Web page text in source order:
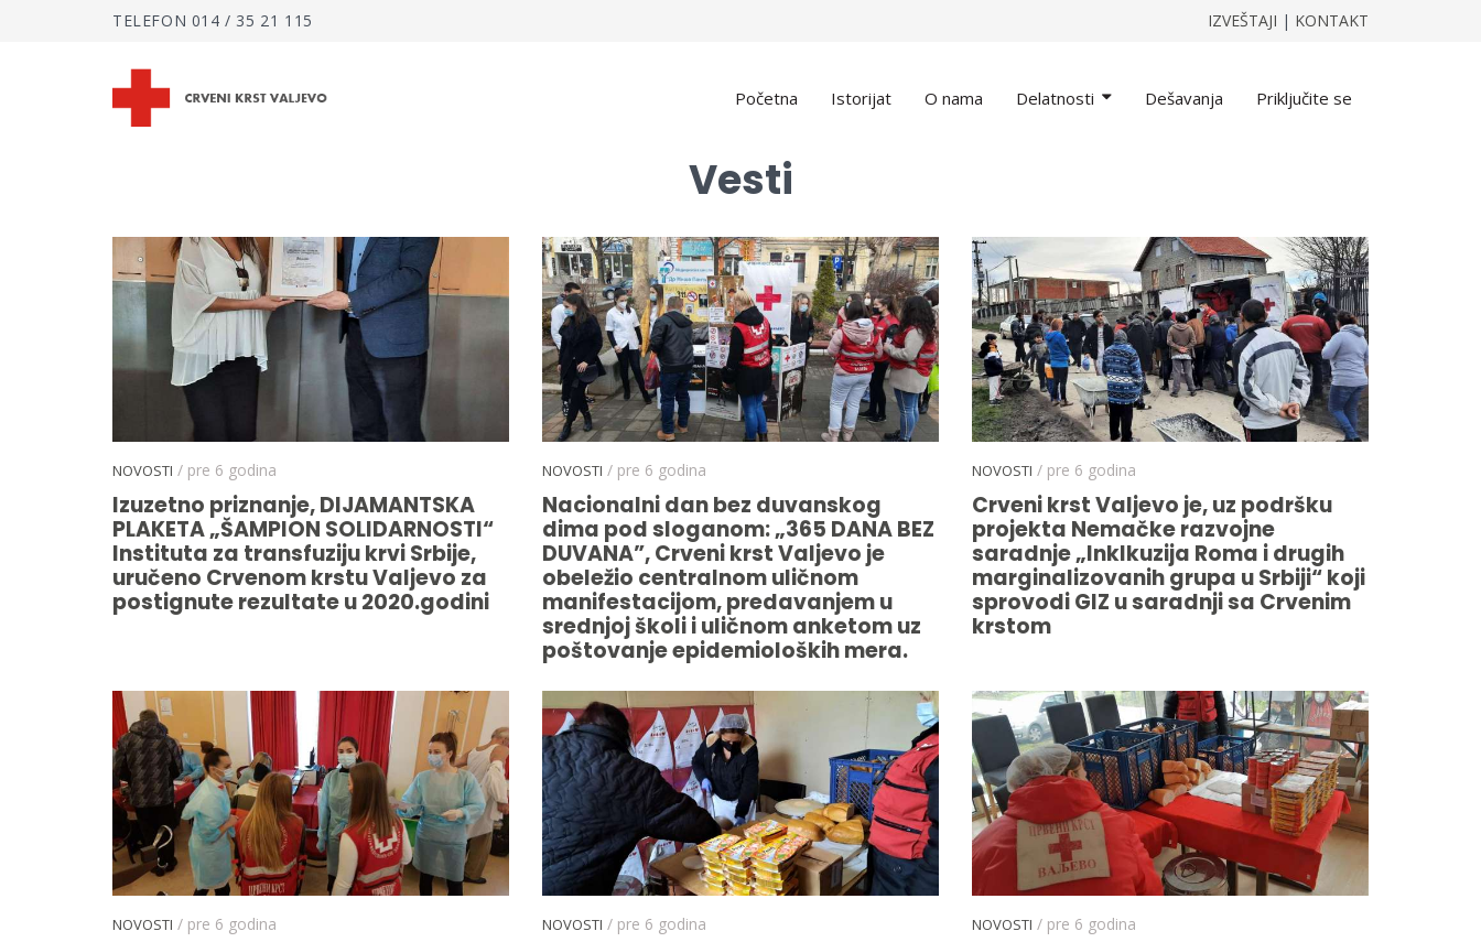
TELEFON 014 / 35 21 115 IZVEŠTAJI | KONTAKT
Početna Istorijat O nama Delatnosti Dešavanja Priključite se
Vesti
NOVOSTI / pre 6 godina
Izuzetno priznanje, DIJAMANTSKA
PLAKETA „ŠAMPION SOLIDARNOSTI“
Instituta za transfuziju krvi Srbije,
uručeno Crvenom krstu Valjevo za
postignute rezultate u 2020.godini
NOVOSTI / pre 6 godina
Nacionalni dan bez duvanskog
dima pod sloganom: „365 DANA BEZ
DUVANA”, Crveni krst Valjevo je
obeležio centralnom uličnom
manifestacijom, predavanjem u
srednjoj školi i uličnom anketom uz
poštovanje epidemioloških mera.
NOVOSTI / pre 6 godina
Crveni krst Valjevo je, uz podršku
projekta Nemačke razvojne
saradnje „Inklkuzija Roma i drugih
marginalizovanih grupa u Srbiji“ koji
sprovodi GIZ u saradnji sa Crvenim
krstom
NOVOSTI / pre 6 godina NOVOSTI / pre 6 godina NOVOSTI / pre 6 godina